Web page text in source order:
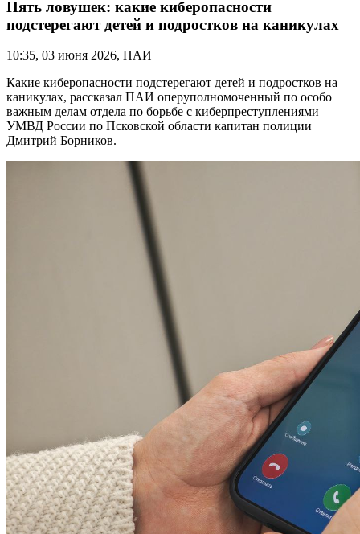
Пять ловушек: какие киберопасности
подстерегают детей и подростков на каникулах
10:35, 03 июня 2026, ПАИ
Какие киберопасности подстерегают детей и подростков на
каникулах, рассказал ПАИ оперуполномоченный по особо
важным делам отдела по борьбе с киберпреступлениями
УМВД России по Псковской области капитан полиции
Дмитрий Борников.